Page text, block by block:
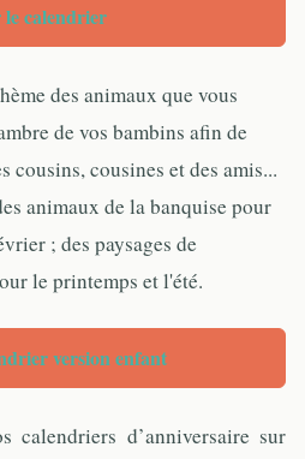
calendrier
des animaux que vous
de vos bambins afin de
cousins, cousines et des amis...
animaux de la banquise pour
; des paysages de
le printemps et l'été.
version enfant
calendriers d’anniversaire sur